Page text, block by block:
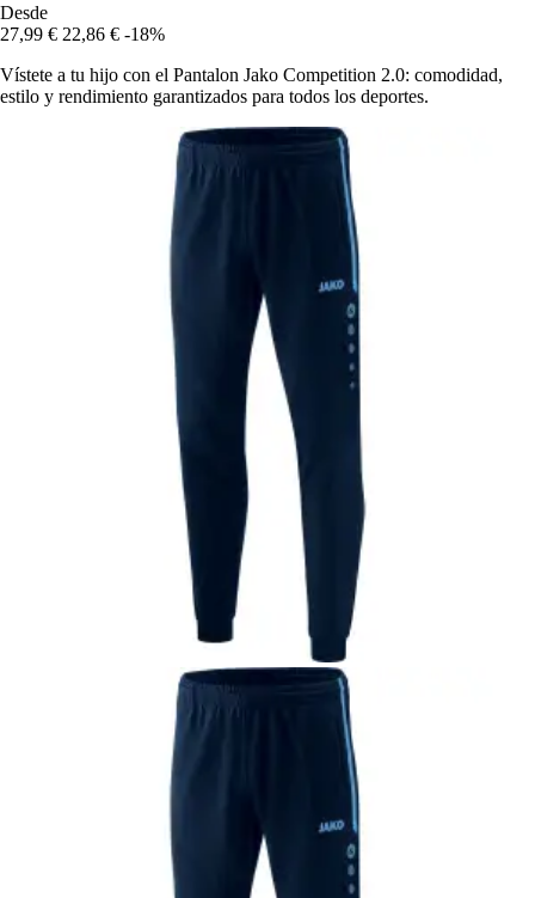
Desde
27,99 € 22,86 € -18%
Vístete a tu hijo con el Pantalon Jako Competition 2.0: comodidad,
estilo y rendimiento garantizados para todos los deportes.